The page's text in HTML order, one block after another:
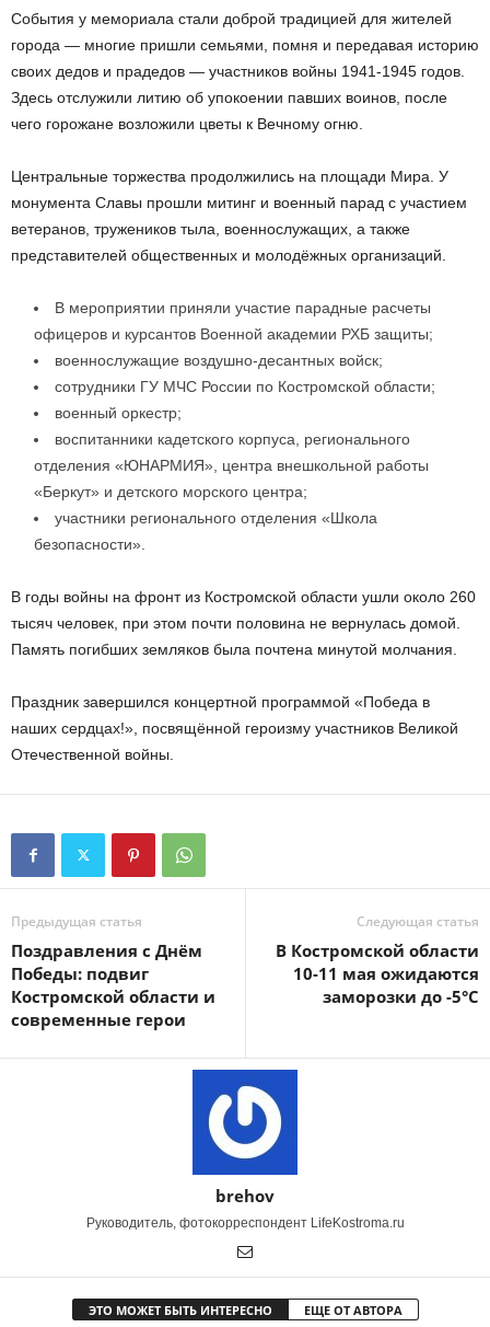
События у мемориала стали доброй традицией для жителей
города — многие пришли семьями, помня и передавая историю
своих дедов и прадедов — участников войны 1941-1945 годов.
Здесь отслужили литию об упокоении павших воинов, после
чего горожане возложили цветы к Вечному огню.
Центральные торжества продолжились на площади Мира. У
монумента Славы прошли митинг и военный парад с участием
ветеранов, тружеников тыла, военнослужащих, а также
представителей общественных и молодёжных организаций.
В мероприятии приняли участие парадные расчеты
офицеров и курсантов Военной академии РХБ защиты;
военнослужащие воздушно-десантных войск;
сотрудники ГУ МЧС России по Костромской области;
военный оркестр;
воспитанники кадетского корпуса, регионального
отделения «ЮНАРМИЯ», центра внешкольной работы
«Беркут» и детского морского центра;
участники регионального отделения «Школа
безопасности».
В годы войны на фронт из Костромской области ушли около 260
тысяч человек, при этом почти половина не вернулась домой.
Память погибших земляков была почтена минутой молчания.
Праздник завершился концертной программой «Победа в
наших сердцах!», посвящённой героизму участников Великой
Отечественной войны.
Предыдущая статья
Поздравления с Днём
Победы: подвиг
Костромской области и
современные герои
Следующая статья
В Костромской области
10-11 мая ожидаются
заморозки до -5°C
brehov
Руководитель, фотокорреспондент LifeKostroma.ru
ЭТО МОЖЕТ БЫТЬ ИНТЕРЕСНО ЕЩЕ ОТ АВТОРА